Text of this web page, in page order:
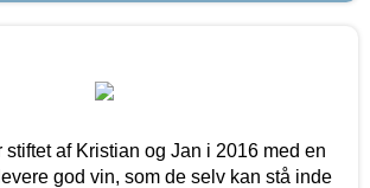
stiftet af Kristian og Jan i 2016 med en
god vin, som de selv kan stå inde